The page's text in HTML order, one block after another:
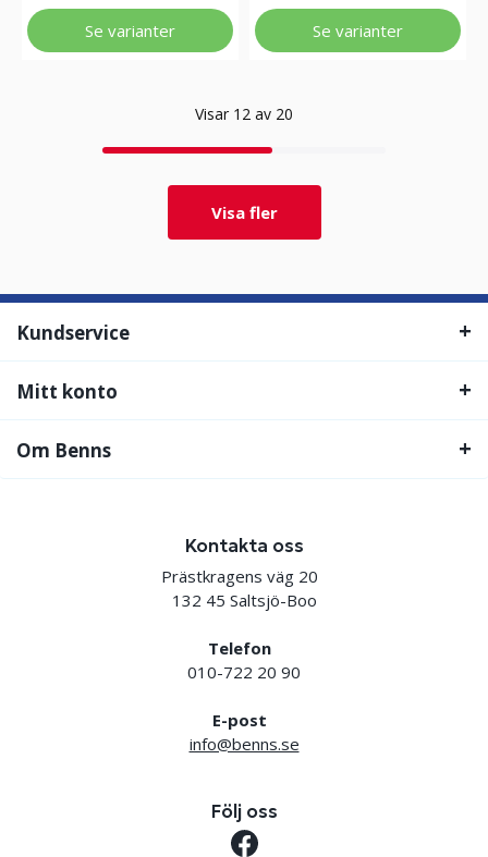
Se varianter Se varianter
Visar 12 av 20
Visa fler
Kundservice
Mitt konto
Om Benns
Kontakta oss
Prästkragens väg 20
132 45 Saltsjö-Boo
Telefon
010-722 20 90
E-post
info@benns.se
Följ oss